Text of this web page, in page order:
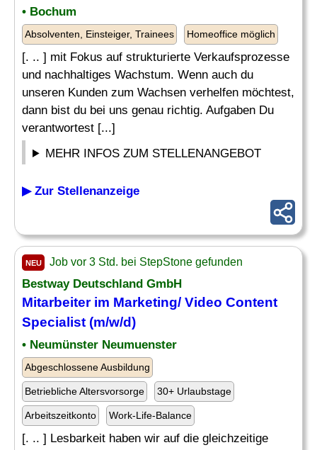
• Bochum
Absolventen, Einsteiger, Trainees Homeoffice möglich
[. .. ] mit Fokus auf strukturierte Verkaufsprozesse
und nachhaltiges Wachstum. Wenn auch du
unseren Kunden zum Wachsen verhelfen möchtest,
dann bist du bei uns genau richtig. Aufgaben Du
verantwortest [...]
MEHR INFOS ZUM STELLENANGEBOT
▶ Zur Stellenanzeige
NEU Job vor 3 Std. bei StepStone gefunden
Bestway Deutschland GmbH
Mitarbeiter im Marketing/ Video Content
Specialist (m/w/d)
• Neumünster Neumuenster
Abgeschlossene Ausbildung
Betriebliche Altersvorsorge 30+ Urlaubstage
Arbeitszeitkonto Work-Life-Balance
[. .. ] Lesbarkeit haben wir auf die gleichzeitige